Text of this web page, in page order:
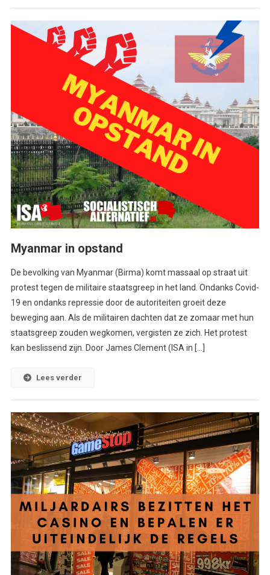
Myanmar in opstand
De bevolking van Myanmar (Birma) komt massaal op straat uit
protest tegen de militaire staatsgreep in het land. Ondanks Covid-
19 en ondanks repressie door de autoriteiten groeit deze
beweging aan. Als de militairen dachten dat ze zomaar met hun
staatsgreep zouden wegkomen, vergisten ze zich. Het protest
kan beslissend zijn. Door James Clement (ISA in […]
Lees verder